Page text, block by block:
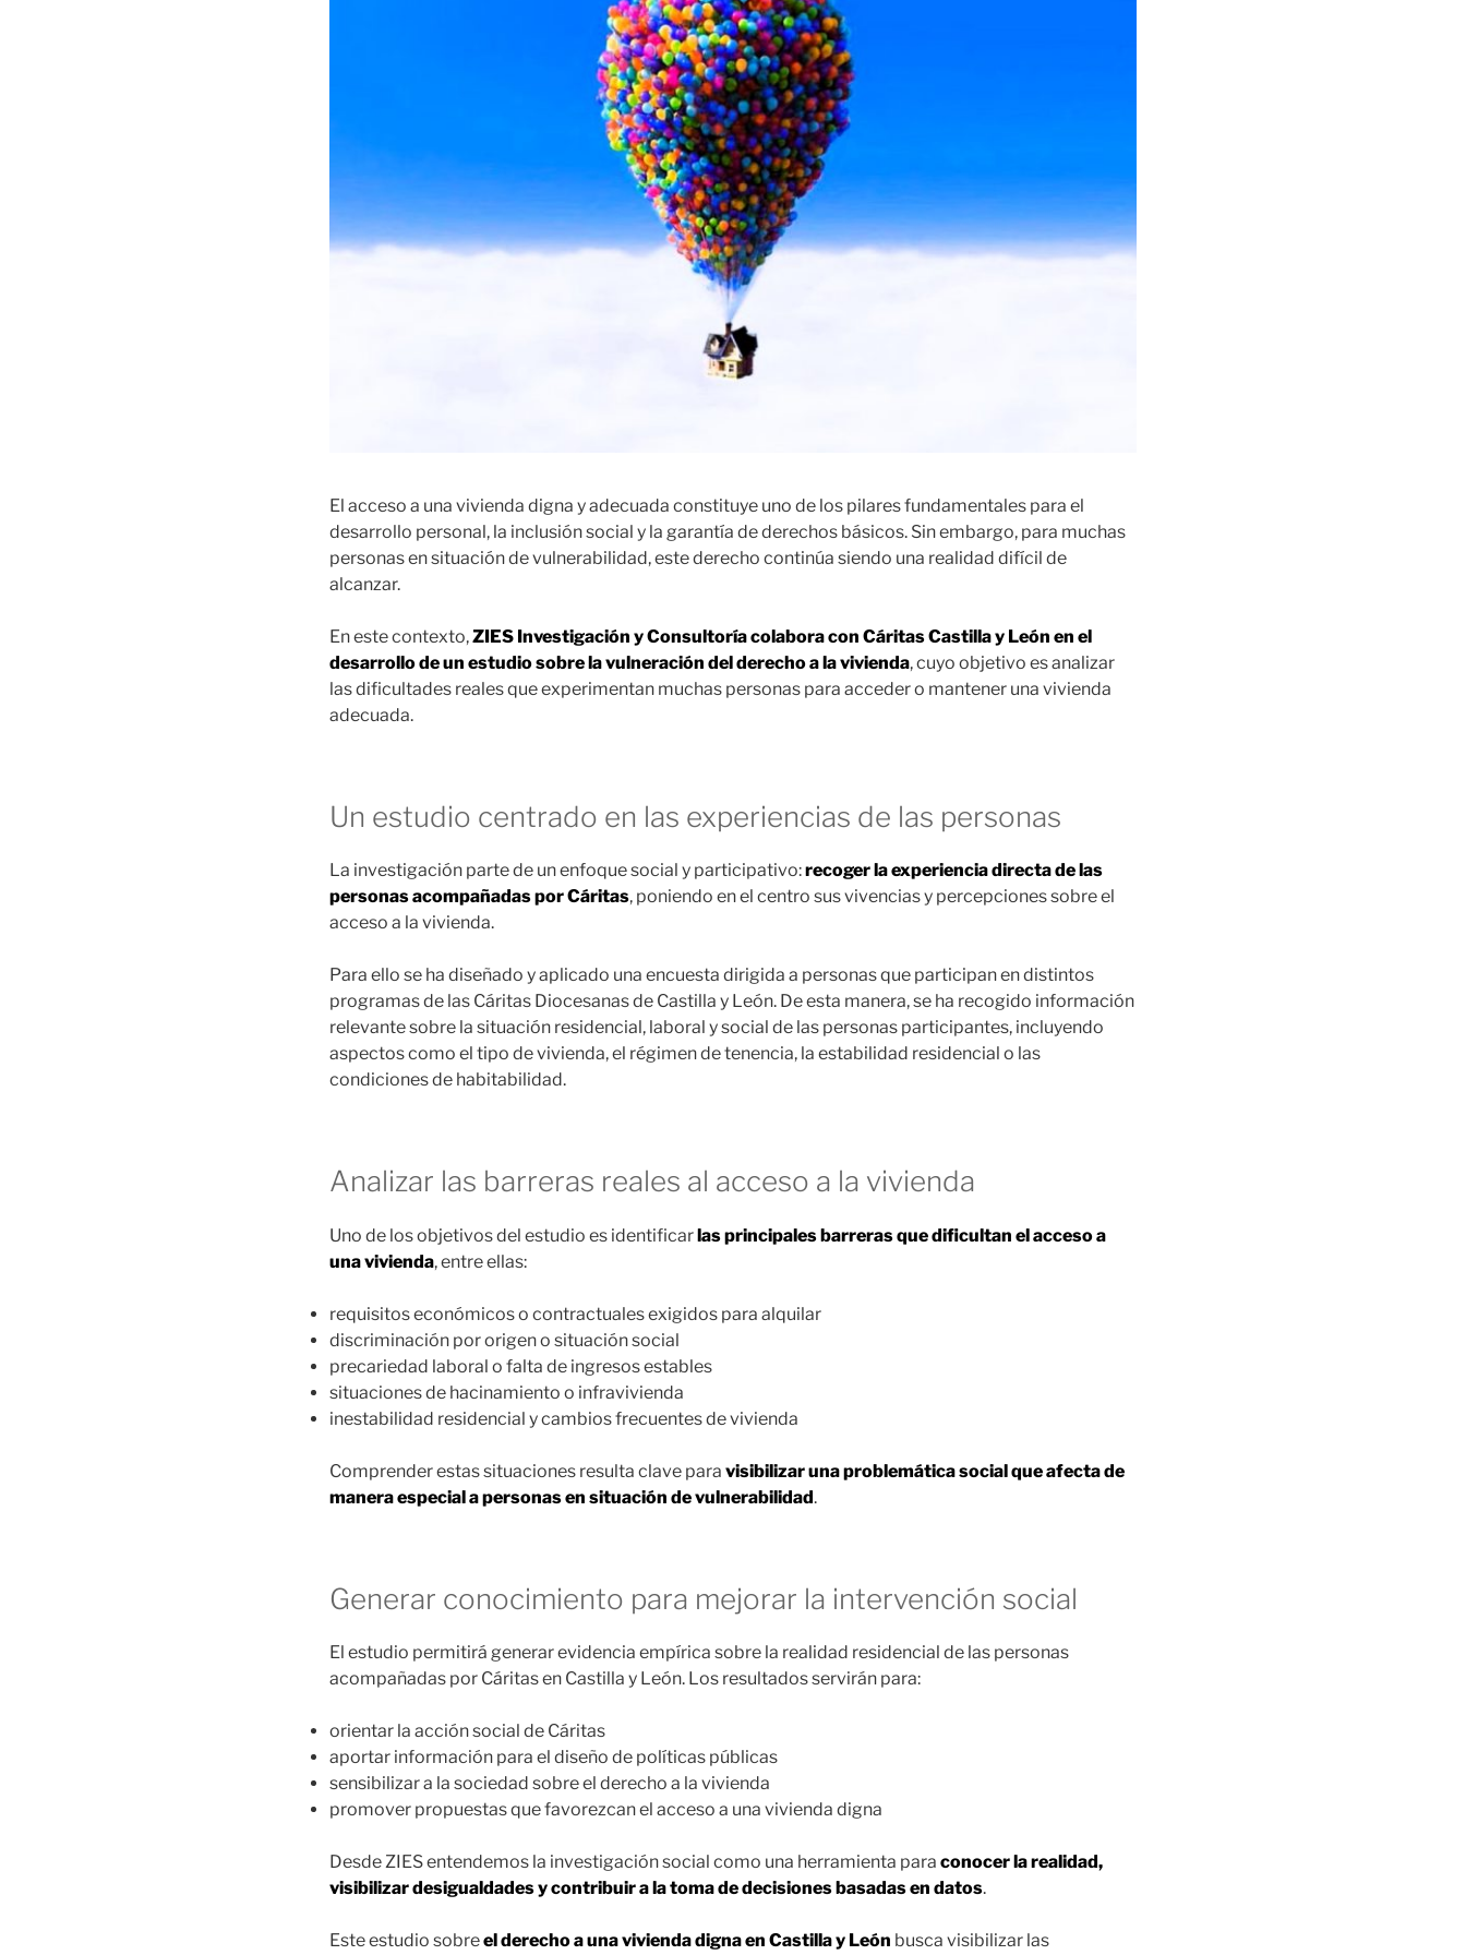
El acceso a una vivienda digna y adecuada constituye uno de los pilares fundamentales para el
desarrollo personal, la inclusión social y la garantía de derechos básicos. Sin embargo, para muchas
personas en situación de vulnerabilidad, este derecho continúa siendo una realidad difícil de
alcanzar.
En este contexto,ZIES Investigación y Consultoría colabora con Cáritas Castilla y León en el
desarrollo de un estudio sobre la vulneración del derecho a la vivienda, cuyo objetivo es analizar
las dificultades reales que experimentan muchas personas para acceder o mantener una vivienda
adecuada.
Un estudio centrado en las experiencias de las personas
La investigación parte de un enfoque social y participativo:recoger la experiencia directa de las
personas acompañadas por Cáritas, poniendo en el centro sus vivencias y percepciones sobre el
acceso a la vivienda.
Para ello se ha diseñado y aplicado una encuesta dirigida a personas que participan en distintos
programas de las Cáritas Diocesanas de Castilla y León. De esta manera, se ha recogido información
relevante sobre la situación residencial, laboral y social de las personas participantes, incluyendo
aspectos como el tipo de vivienda, el régimen de tenencia, la estabilidad residencial o las
condiciones de habitabilidad.
Analizar las barreras reales al acceso a la vivienda
Uno de los objetivos del estudio es identificarlas principales barreras que dificultan el acceso a
una vivienda, entre ellas:
requisitos económicos o contractuales exigidos para alquilar
discriminación por origen o situación social
precariedad laboral o falta de ingresos estables
situaciones de hacinamiento o infravivienda
inestabilidad residencial y cambios frecuentes de vivienda
Comprender estas situaciones resulta clave para visibilizar una problemática social que afecta de
manera especial a personas en situación de vulnerabilidad.
Generar conocimiento para mejorar la intervención social
El estudio permitirá generar evidencia empírica sobre la realidad residencial de las personas
acompañadas por Cáritas en Castilla y León. Los resultados servirán para:
orientar la acción social de Cáritas
aportar información para el diseño de políticas públicas
sensibilizar a la sociedad sobre el derecho a la vivienda
promover propuestas que favorezcan el acceso a una vivienda digna
Desde ZIES entendemos la investigación social como una herramienta para conocer la realidad,
visibilizar desigualdades y contribuir a la toma de decisiones basadas en datos.
Este estudio sobreel derecho a una vivienda digna en Castilla y León busca visibilizar las